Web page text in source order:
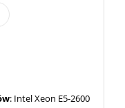
: Intel Xeon E5-2600